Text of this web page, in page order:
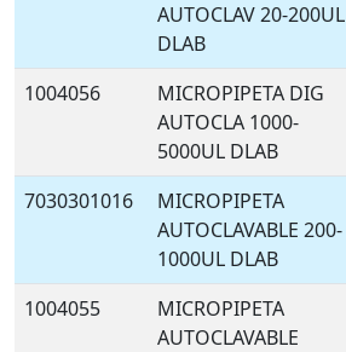
AUTOCLAV 20-200UL
DLAB
1004056
MICROPIPETA DIG
AUTOCLA 1000-
5000UL DLAB
7030301016
MICROPIPETA
AUTOCLAVABLE 200-
1000UL DLAB
1004055
MICROPIPETA
AUTOCLAVABLE